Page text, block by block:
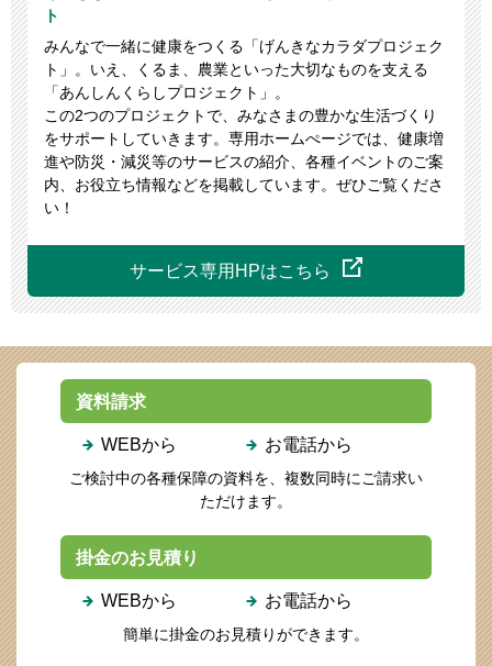
ト
みんなで一緒に健康をつくる「げんきなカラダプロジェク
ト」。いえ、くるま、農業といった大切なものを支える
「あんしんくらしプロジェクト」。
この2つのプロジェクトで、みなさまの豊かな生活づくり
をサポートしていきます。専用ホームぺージでは、健康増
進や防災・減災等のサービスの紹介、各種イベントのご案
内、お役立ち情報などを掲載しています。ぜひご覧くださ
い！
サービス専用 HPはこちら
資料請求
WEBから お電話から
ご検討中の各種保障の資料を、複数同時にご請求い
ただけます。
掛金のお見積り
WEBから お電話から
簡単に掛金のお見積りができます。